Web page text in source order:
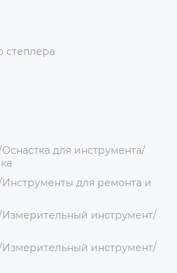
степлера
для инструмента/
для ремонта и
инструмент/
инструмент/